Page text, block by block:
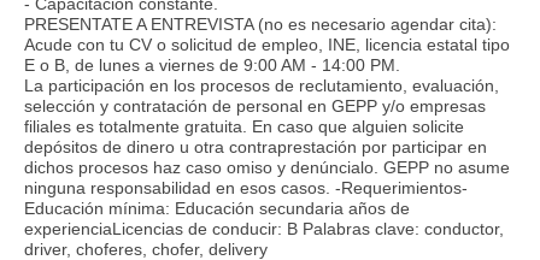
PRESENTATE A ENTREVISTA (no es necesario agendar cita):
Acude con tu CV o solicitud de empleo, INE, licencia estatal tipo
E o B, de lunes a viernes de 9:00 AM - 14:00 PM.
La participación en los procesos de reclutamiento, evaluación,
selección y contratación de personal en GEPP y/o empresas
filiales es totalmente gratuita. En caso que alguien solicite
depósitos de dinero u otra contraprestación por participar en
dichos procesos haz caso omiso y denúncialo. GEPP no asume
ninguna responsabilidad en esos casos. -Requerimientos-
Educación mínima: Educación secundaria años de
experienciaLicencias de conducir: B Palabras clave: conductor,
driver, choferes, chofer, delivery